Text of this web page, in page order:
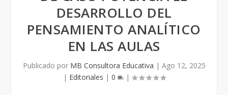
DESARROLLO DEL
PENSAMIENTO ANALÍTICO
EN LAS AULAS
Publicado por MB Consultora Educativa | Ago 12, 2025
| Editoriales | 0 |